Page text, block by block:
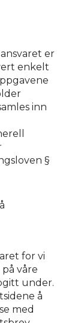
er
enkelt
inn
§
for vi
våre
under.
å
med